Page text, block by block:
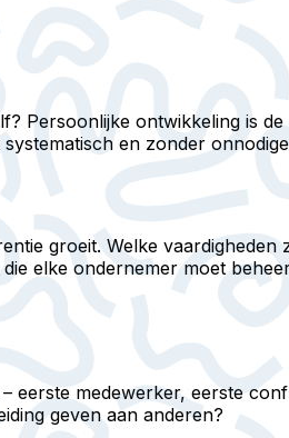
Persoonlijke ontwikkeling is
en zonder
groeit. Welke
elke ondernemer moet
eerste medewerker, eerste
geven aan anderen?